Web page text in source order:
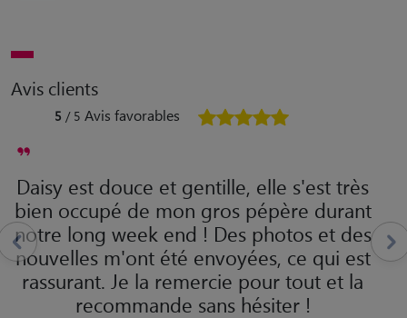
Avis clients
5 / 5 Avis favorables
Daisy est douce et gentille, elle s'est très
bien occupé de mon gros pépère durant
notre long week end ! Des photos et des
nouvelles m'ont été envoyées, ce qui est
rassurant. Je la remercie pour tout et la
recommande sans hésiter !